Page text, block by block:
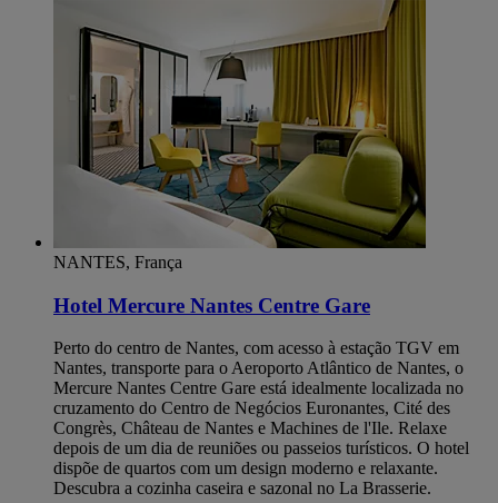
NANTES, França
Hotel Mercure Nantes Centre Gare
Perto do centro de Nantes, com acesso à estação TGV em
Nantes, transporte para o Aeroporto Atlântico de Nantes, o
Mercure Nantes Centre Gare está idealmente localizada no
cruzamento do Centro de Negócios Euronantes, Cité des
Congrès, Château de Nantes e Machines de l'Ile. Relaxe
depois de um dia de reuniões ou passeios turísticos. O hotel
dispõe de quartos com um design moderno e relaxante.
Descubra a cozinha caseira e sazonal no La Brasserie.